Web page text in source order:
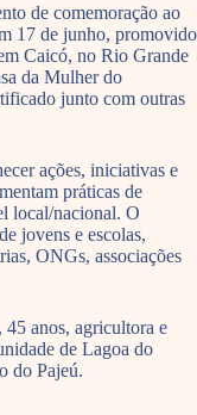
de comemoração ao
17 de junho, promovido
Caicó, no Rio Grande
da Mulher do
junto com outras
ações, iniciativas e
práticas de
local/nacional. O
jovens e escolas,
ONGs, associações
anos, agricultora e
de Lagoa do
do Pajeú.